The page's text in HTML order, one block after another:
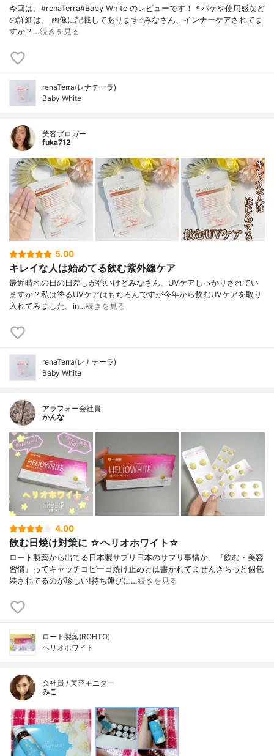
今回は、#renaTerra#Baby White のレビューです！＊パケや使用感など
の詳細は、 画像に記載してあります☝︎みなさん、インナーケアされてま
すか？…続きを見る
renaTerra(レナテーラ)
Baby White
美容ブロガー
fuka712
5.00
キレイな人は始めてる飲む紫外線ケア
最近晴れの日の日差しが強いけど⁣みなさん、UVケアしっかりされてい
ますか？⁣⁣私は塗るUVケアはもちろんですが⁣今年から飲むUVケアを取り
入れてみました。⁣in…続きを見る
renaTerra(レナテーラ)
Baby White
アラフォー会社員
かんな
4.00
飲む日焼け対策に ☆ヘリオホワイト☆
ロート製薬から出てる日本製サプリ日本のサプリ事情か、『飲む・美容
習慣』ってキャッチコピー日焼け止めとは書かれてませんきちっと個包
装されてるのが珍しい!持ち運びに…続きを見る
ロート製薬(ROHTO)
ヘリオホワイト
会社員 / 美容モニター
みこ